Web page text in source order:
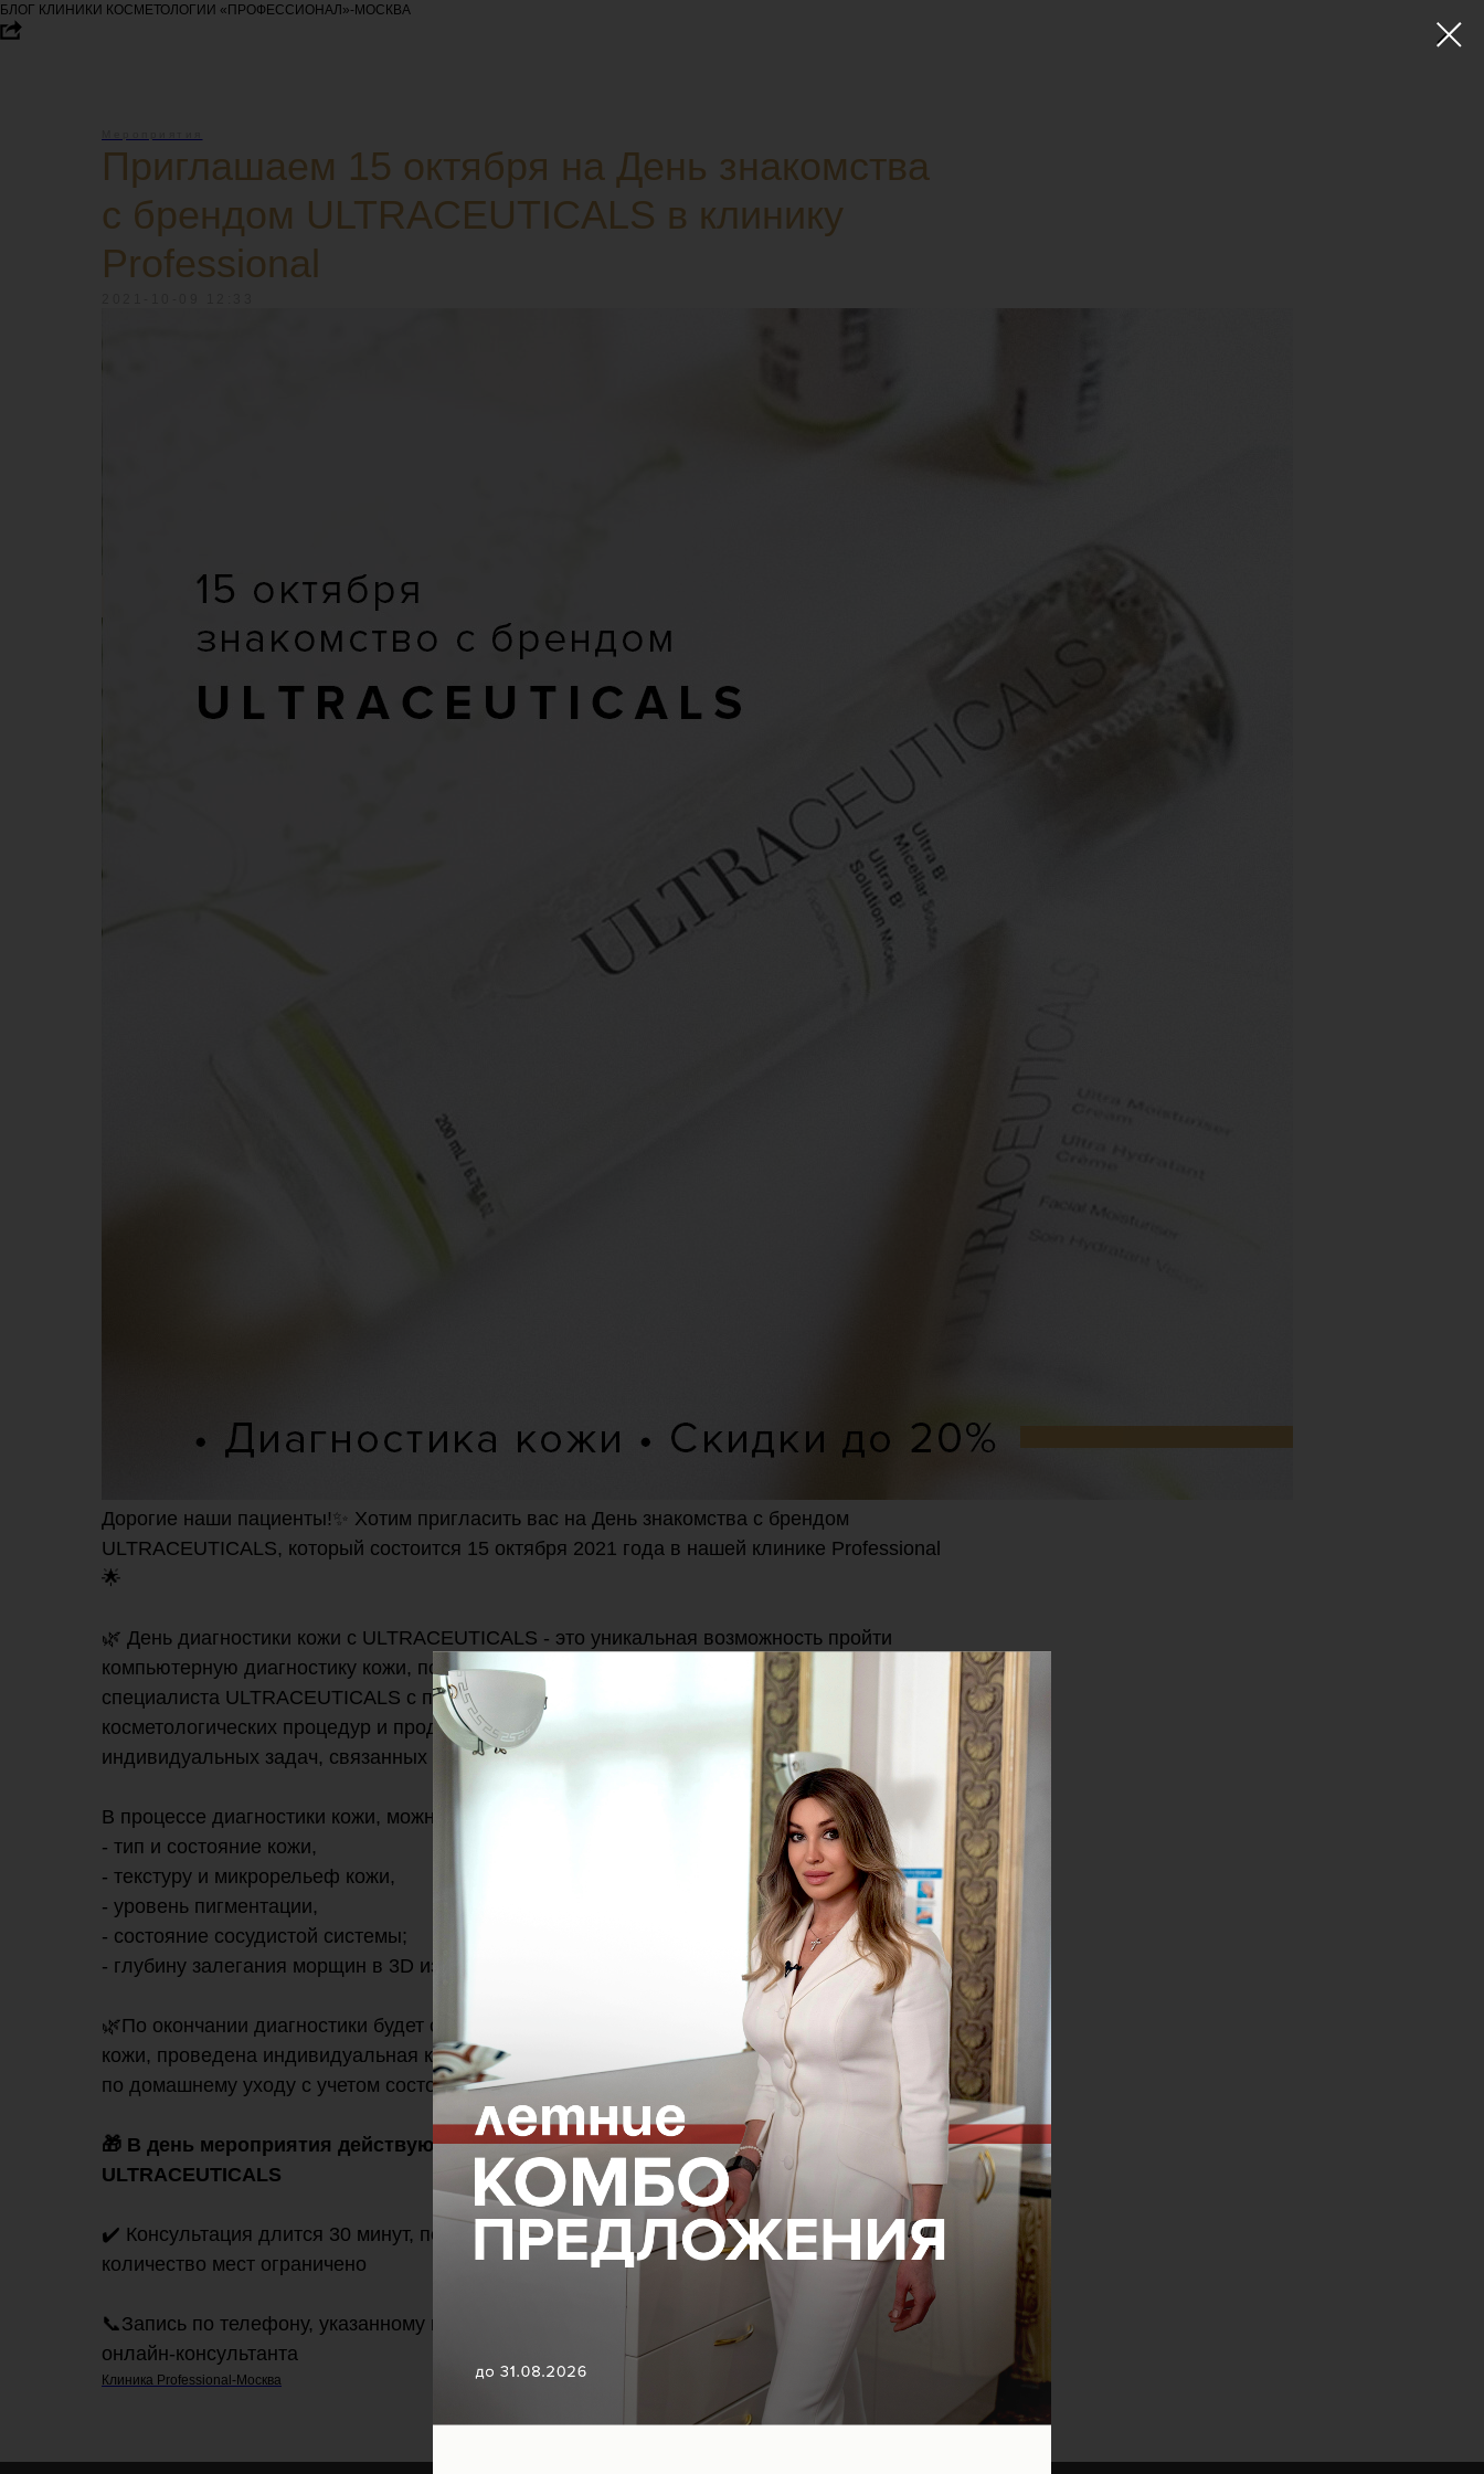
БЛОГ КЛИНИКИ КОСМЕТОЛОГИИ «ПРОФЕССИОНАЛ»-МОСКВА
Приглашаем 15 октября на День знакомства
с брендом ULTRACEUTICALS в клинику
Professional
Дорогие наши пациенты!✨ Хотим пригласить вас на День знакомства с брендом
ULTRACEUTICALS, который состоится 15 октября 2021 года в нашей клинике Professional
🌟
🌿 День диагностики кожи с ULTRACEUTICALS - это уникальная возможность пройти
компьютерную диагностику кожи, получить консультацию сертифицированного
специалиста ULTRACEUTICALS с последующим подбором наиболее эффективных
косметологических процедур и продукции в домашний уход для решения
индивидуальных задач, связанных с состоянием кожи лица
В процессе диагностики кожи, можно будет определить:
- тип и состояние кожи,
- текстуру и микрорельеф кожи,
- уровень пигментации,
- состояние сосудистой системы;
- глубину залегания морщин в 3D изображении.
🌿По окончании диагностики будет составлен персональный комплексный фотоанализ
кожи, проведена индивидуальная консультация врача –косметолога, даны рекомендации
по домашнему уходу с учетом состояния Вашей кожи и результатов диагностики.
🎁 В день мероприятия действуют скидки до 20% на всю косметику
ULTRACEUTICALS
✔️ Консультация длится 30 минут, поэтому необходимо записываться заранее,
количество мест ограничено
📞Запись по телефону, указанному на
или отправив заявку, а также через
онлайн-консультанта
Клиника Professional-Москва